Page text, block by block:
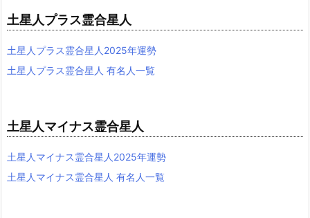
土星人プラス霊合星人
土星人プラス霊合星人2025年運勢
土星人プラス霊合星人 有名人一覧
土星人マイナス霊合星人
土星人マイナス霊合星人2025年運勢
土星人マイナス霊合星人 有名人一覧